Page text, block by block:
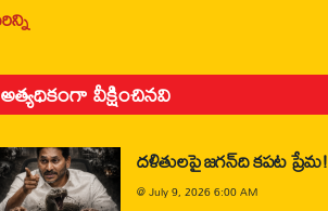
అత్యధికంగా వీక్షించినవి
దళితులపై జగన్‌ది కపట ప్రేమ!
@July 9, 2026 6:00 AM